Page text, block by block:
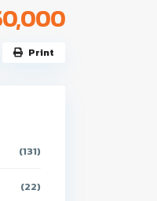
Print
(131)
(22)